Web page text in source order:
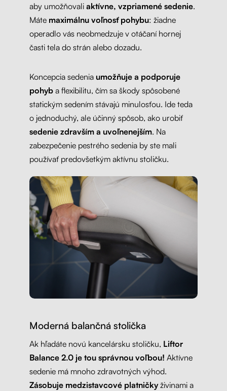
aby umožňovali aktívne, vzpriamené sedenie.
Máte maximálnu voľnosť pohybu: žiadne
operadlo vás neobmedzuje v otáčaní hornej
časti tela do strán alebo dozadu.
Koncepcia sedenia umožňuje a podporuje
pohyba flexibilitu, čím sa škody spôsobené
statickým sedením stávajú minulosťou. Ide teda
o jednoduchý, ale účinný spôsob, ako urobiť
sedenie zdravším a uvoľnenejším. Na
zabezpečenie pestrého sedenia by ste mali
používať predovšetkým aktívnu stoličku.
Moderná balančná stolička
Ak hľadáte novú kancelársku stoličku, Liftor
Balance 2.0 je tou správnou voľbou! Aktívne
sedenie má mnoho zdravotných výhod.
Zásobuje medzistavcové platničkyživinami a